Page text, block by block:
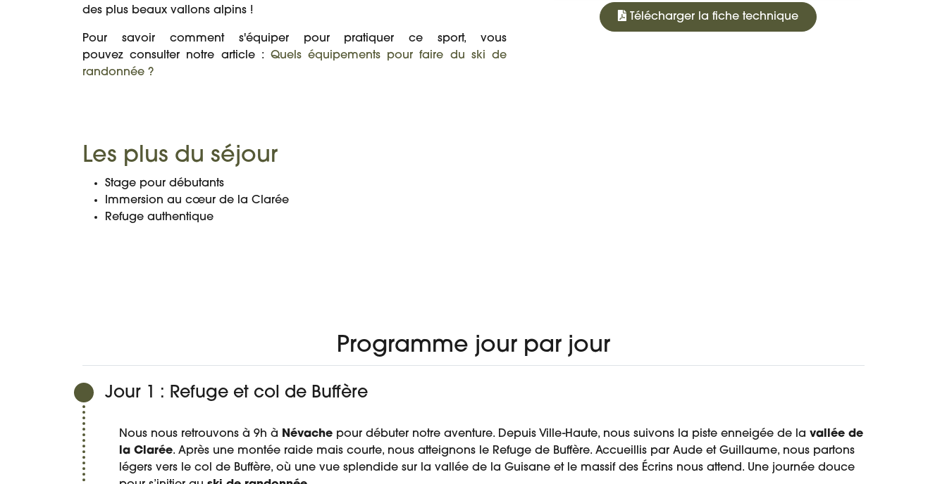
des plus beaux vallons alpins !
Pour savoir comment s'équiper pour pratiquer ce sport, vous
pouvez consulter notre article : Quels équipements pour faire du ski de
randonnée ?
Les plus du séjour
Stage pour débutants
Immersion au cœur de la Clarée
Refuge authentique
Télécharger la fiche technique
Programme jour par jour
Jour 1 : Refuge et col de Buffère
Nous nous retrouvons à 9h à Névache pour débuter notre aventure. Depuis Ville-Haute, nous suivons la piste enneigée de la vallée de
la Clarée. Après une montée raide mais courte, nous atteignons le Refuge de Buffère. Accueillis par Aude et Guillaume, nous partons
légers vers le col de Buffère, où une vue splendide sur la vallée de la Guisane et le massif des Écrins nous attend. Une journée douce